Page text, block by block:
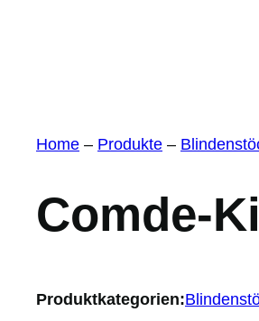
Home – Produkte –
Comde-
Produktkategorien: